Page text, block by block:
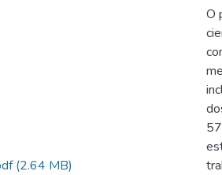
(2.64 MB)
O